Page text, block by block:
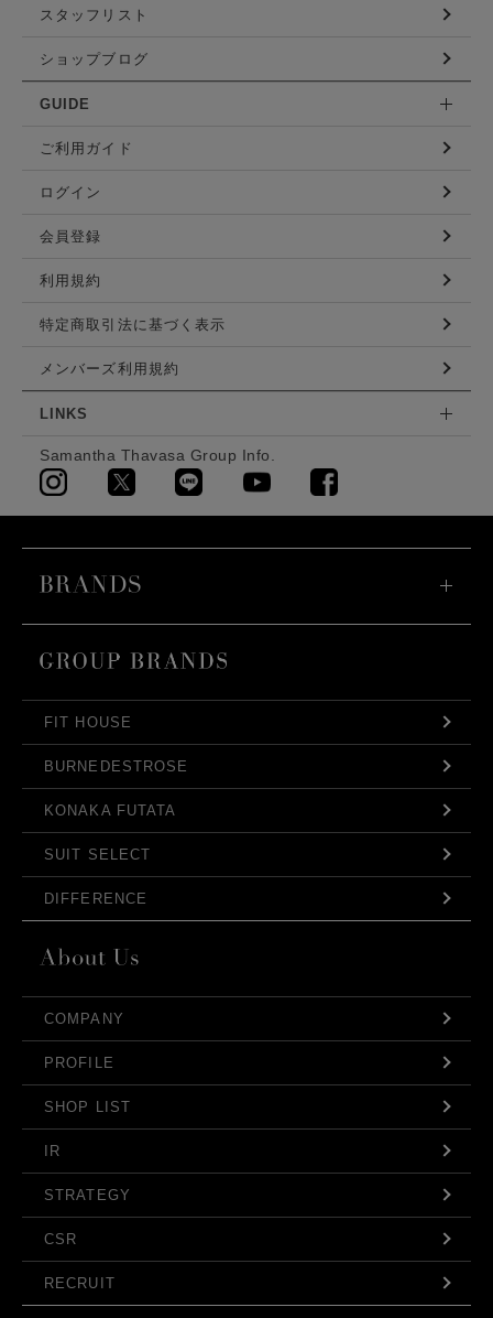
スタッフリスト
ショップブログ
GUIDE
ご利用ガイド
ログイン
会員登録
利用規約
特定商取引法に基づく表示
メンバーズ利用規約
LINKS
Samantha Thavasa Group Info.
FIT HOUSE
BURNEDESTROSE
KONAKA FUTATA
SUIT SELECT
DIFFERENCE
COMPANY
PROFILE
SHOP LIST
IR
STRATEGY
CSR
RECRUIT